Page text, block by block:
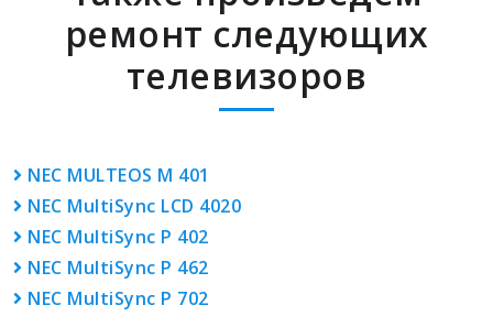
ремонт следующих
телевизоров
NEC MULTEOS M 401
NEC MultiSync LCD 4020
NEC MultiSync P 402
NEC MultiSync P 462
NEC MultiSync P 702